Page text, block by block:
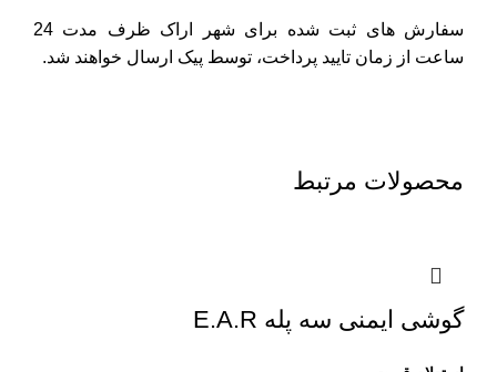
سفارش های ثبت شده برای شهر اراک ظرف مدت 24
ساعت از زمان تایید پرداخت، توسط پیک ارسال خواهند شد.
محصولات مرتبط
گوشی ایمنی سه پله E.A.R